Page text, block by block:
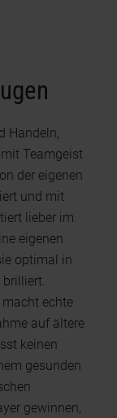
Handeln,
Teamgeist
der eigenen
und mit
lieber im
eigenen
optimal in
brilliert.
echte
auf ältere
keinen
gesunden
gewinnen,